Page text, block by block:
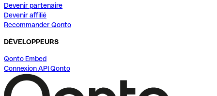
Devenir partenaire
Devenir affilié
Recommander Qonto
DÉVELOPPEURS
Qonto Embed
Connexion API Qonto